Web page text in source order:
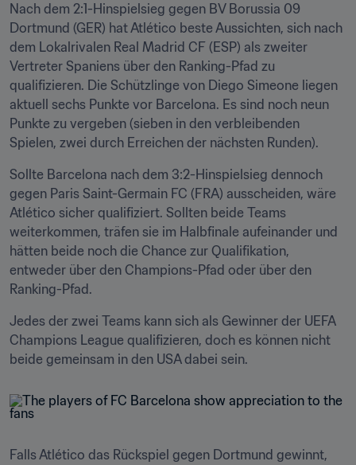
Nach dem 2:1-Hinspielsieg gegen BV Borussia 09
Dortmund (GER) hat Atlético beste Aussichten, sich nach
dem Lokalrivalen Real Madrid CF (ESP) als zweiter
Vertreter Spaniens über den Ranking-Pfad zu
qualifizieren. Die Schützlinge von Diego Simeone liegen
aktuell sechs Punkte vor Barcelona. Es sind noch neun
Punkte zu vergeben (sieben in den verbleibenden
Spielen, zwei durch Erreichen der nächsten Runden).
Sollte Barcelona nach dem 3:2-Hinspielsieg dennoch
gegen Paris Saint-Germain FC (FRA) ausscheiden, wäre
Atlético sicher qualifiziert. Sollten beide Teams
weiterkommen, träfen sie im Halbfinale aufeinander und
hätten beide noch die Chance zur Qualifikation,
entweder über den Champions-Pfad oder über den
Ranking-Pfad.
Jedes der zwei Teams kann sich als Gewinner der UEFA
Champions League qualifizieren, doch es können nicht
beide gemeinsam in den USA dabei sein.
Falls Atlético das Rückspiel gegen Dortmund gewinnt,